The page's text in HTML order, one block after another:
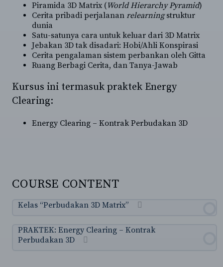
Piramida 3D Matrix (World Hierarchy Pyramid)
Cerita pribadi perjalanan relearningstruktur
dunia
Satu-satunya cara untuk keluar dari 3D Matrix
Jebakan 3D tak disadari: Hobi/Ahli Konspirasi
Cerita pengalaman sistem perbankan oleh Gitta
Ruang Berbagi Cerita, dan Tanya-Jawab
Kursus ini termasuk praktek Energy
Clearing:
Energy Clearing – Kontrak Perbudakan 3D
COURSE CONTENT
Kelas “Perbudakan 3D Matrix”
PRAKTEK: Energy Clearing – Kontrak
Perbudakan 3D